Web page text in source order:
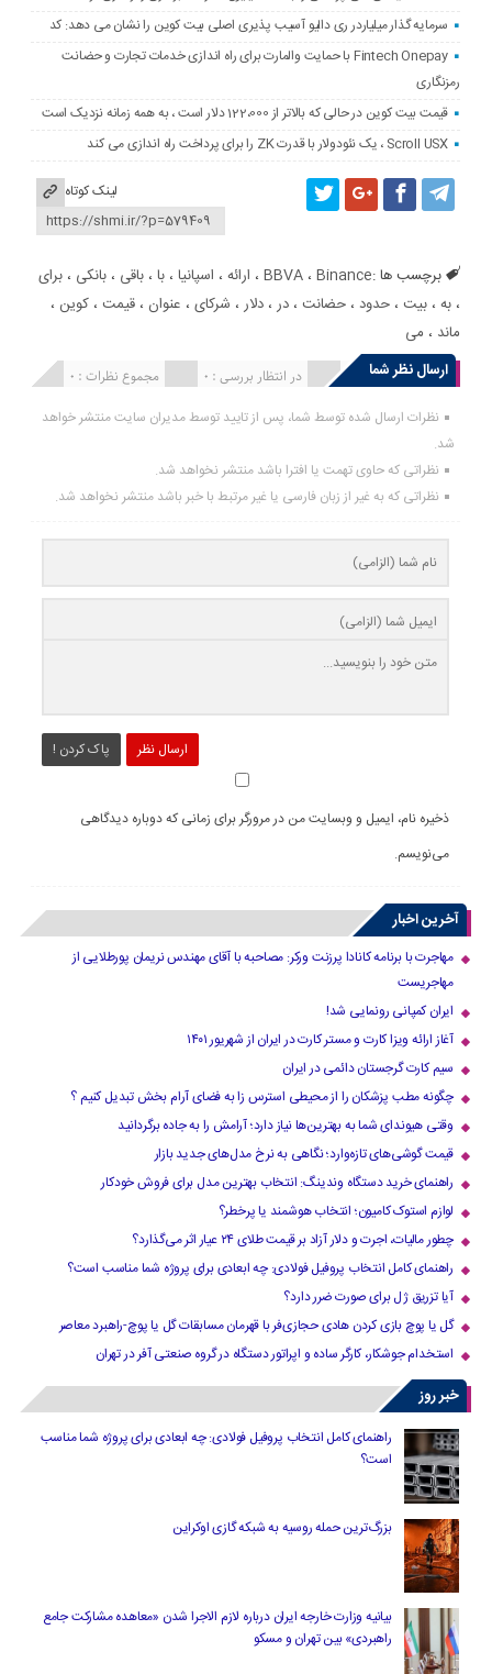
سرمایه گذار میلیاردر ری دالیو آسیب پذیری اصلی بیت کوین را نشان می دهد: کد
Fintech Onepay با حمایت والمارت برای راه اندازی خدمات تجارت و حضانت
رمزنگاری
قیمت بیت کوین در حالی که بالاتر از 122،000 دلار است ، به همه زمانه نزدیک است
Scroll USX ، یک نئودولار با قدرت ZK را برای پرداخت راه اندازی می کند
لینک کوتاه
برچسب ها : BBVA، Binance ، ارائه ، اسپانیا ،با ،باقی ،بانکی ،برای
،به ،بیت ،حدود ،حضانت ،در ،دلار ، شرکای ، عنوان ،قیمت ،کوین ،
ماند ، می
ارسال نظر شما
مجموع نظرات : 0 در انتظار بررسی : 0 انتشار یافته : 0
نظرات ارسال شده توسط شما، پس از تایید توسط مدیران سایت منتشر خواهد
شد.
نظراتی که حاوی تهمت یا افترا باشد منتشر نخواهد شد.
نظراتی که به غیر از زبان فارسی یا غیر مرتبط با خبر باشد منتشر نخواهد شد.
ارسال نظر پاک کردن !
ذخیره نام، ایمیل و وبسایت من در مرورگر برای زمانی که دوباره دیدگاهی
می‌نویسم.
آخرین اخبار
مهاجرت با برنامه کانادا پرزنت ورکر: مصاحبه با آقای مهندس نریمان پورطلایی از
مهاجریست
ایران کمپانی رونمایی شد!
آغاز ارائه ویزا کارت و مستر کارت در ایران از شهریور ۱۴۰۱
سیم کارت گرجستان دائمی در ایران
چگونه مطب پزشکان را از محیطی استرس زا به فضای آرام بخش تبدیل کنیم ؟
وقتی هیوندای شما به بهترین‌ها نیاز دارد؛ آرامش را به جاده برگردانید
قیمت گوشی‌های تازه‌وارد؛ نگاهی به نرخ مدل‌های جدید بازار
راهنمای خرید دستگاه وندینگ: انتخاب بهترین مدل برای فروش خودکار
لوازم استوک کامیون؛ انتخاب هوشمند یا پرخطر؟
چطور مالیات، اجرت و دلار آزاد بر قیمت طلای ۲۴ عیار اثر می‌گذارد؟
راهنمای کامل انتخاب پروفیل فولادی: چه ابعادی برای پروژه شما مناسب است؟
آیا تزریق ژل برای صورت ضرر دارد​؟
گل یا پوچ بازی کردن هادی حجازی‌فر با قهرمان مسابقات گل یا پوچ-راهبرد معاصر
استخدام جوشکار، کارگر ساده و اپراتور دستگاه در گروه صنعتی آفر در تهران
خبر روز
راهنمای کامل انتخاب پروفیل فولادی: چه ابعادی برای پروژه شما مناسب
است؟
بزرگ‌ترین حمله روسیه به شبکه گازی اوکراین
بیانیه وزارت خارجه ایران درباره لازم‌ الاجرا شدن «معاهده مشارکت جامع
راهبردی» بین تهران و مسکو